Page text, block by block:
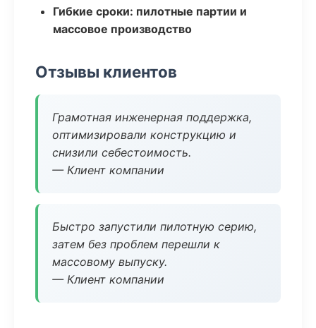
Гибкие сроки: пилотные партии и
массовое производство
Отзывы клиентов
Грамотная инженерная поддержка,
оптимизировали конструкцию и
снизили себестоимость.
— Клиент компании
Быстро запустили пилотную серию,
затем без проблем перешли к
массовому выпуску.
— Клиент компании